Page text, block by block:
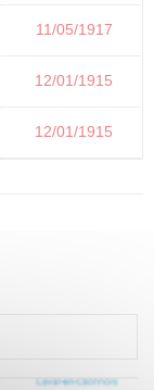
11/05/1917
12/01/1915
12/01/1915